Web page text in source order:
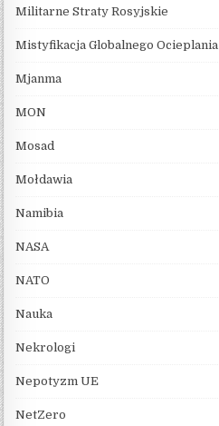
Militarne Straty Rosyjskie
Mistyfikacja Globalnego Ocieplania
Mjanma
MON
Mosad
Mołdawia
Namibia
NASA
NATO
Nauka
Nekrologi
Nepotyzm UE
NetZero